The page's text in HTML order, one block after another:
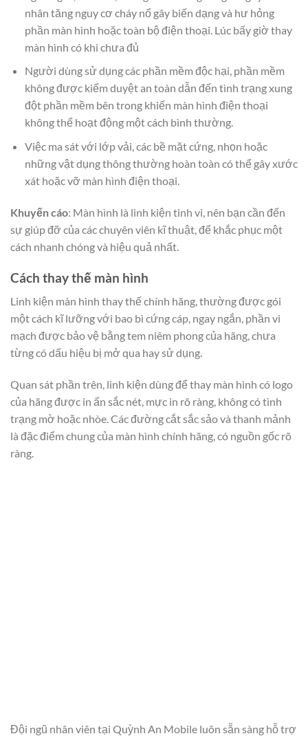
nhân tăng nguy cơ cháy nổ gây biến dạng và hư hỏng
phần màn hình hoặc toàn bộ điện thoại. Lúc bấy giờ thay
màn hình có khi chưa đủ
Người dùng sử dụng các phần mềm độc hại, phần mềm
không được kiểm duyệt an toàn dẫn đến tình trạng xung
đột phần mềm bên trong khiến màn hình điện thoại
không thể hoạt động một cách bình thường.
Việc ma sát với lớp vải, các bề mặt cứng, nhọn hoặc
những vật dụng thông thường hoàn toàn có thể gây xước
xát hoặc vỡ màn hình điện thoại.
Khuyến cáo: Màn hình là linh kiện tinh vi, nên bạn cần đến
sự giúp đỡ của các chuyên viên kĩ thuật, để khắc phục một
cách nhanh chóng và hiệu quả nhất.
Cách thay thế màn hình
Linh kiện màn hình thay thế chính hãng, thường được gói
một cách kĩ lưỡng với bao bì cứng cáp, ngay ngắn, phần vi
mạch được bảo vệ bằng tem niêm phong của hãng, chưa
từng có dấu hiệu bị mở qua hay sử dụng.
Quan sát phần trên, linh kiện dùng để thay màn hình có logo
của hãng được in ấn sắc nét, mực in rõ ràng, không có tình
trạng mờ hoặc nhòe. Các đường cắt sắc sảo và thanh mảnh
là đặc điểm chung của màn hình chính hãng, có nguồn gốc rõ
ràng.
Đội ngũ nhân viên tại Quỳnh An Mobile luôn sẵn sàng hỗ trợ